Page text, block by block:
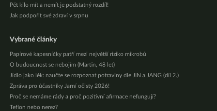
Pět kilo mít a nemít je podstatný rozdíl!
Jak podpořit své zdraví v srpnu
Vybrané články
Papírové kapesníčky patří mezi největší riziko mikrobů
O budoucnost se nebojím (Martin, 48 let)
Jídlo jako lék: naučte se rozpoznat potraviny dle JIN a JANG (díl 2.)
Zpráva pro účastníky Jarní očisty 2026!
Proč se nemáme rády a proč pozitivní afirmace nefungují?
Teflon nebo nerez?